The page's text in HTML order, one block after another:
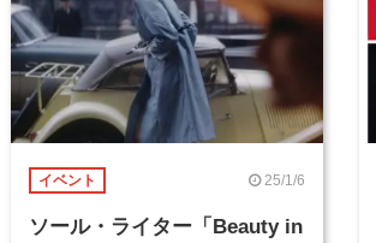
イベント 25/1/6
ソール・ライター「Beauty in